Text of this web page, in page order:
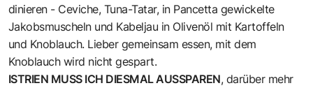
dinieren - Ceviche, Tuna-Tatar, in Pancetta gewickelte
Jakobsmuscheln und Kabeljau in Olivenöl mit Kartoffeln
und Knoblauch. Lieber gemeinsam essen, mit dem
Knoblauch wird nicht gespart.
ISTRIEN MUSS ICH DIESMAL AUSSPAREN, darüber mehr